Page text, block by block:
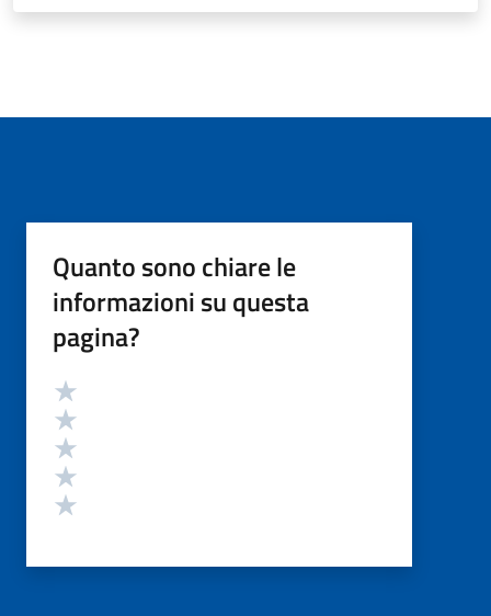
Quanto sono chiare le
informazioni su questa
pagina?
Valutazione